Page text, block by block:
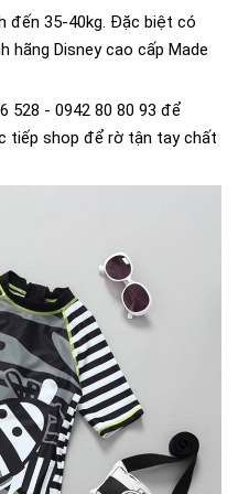
đến 35-40kg. Đặc biệt có
hãng Disney cao cấp Made
528 - 0942 80 80 93 để
tiếp shop để rờ tận tay chất